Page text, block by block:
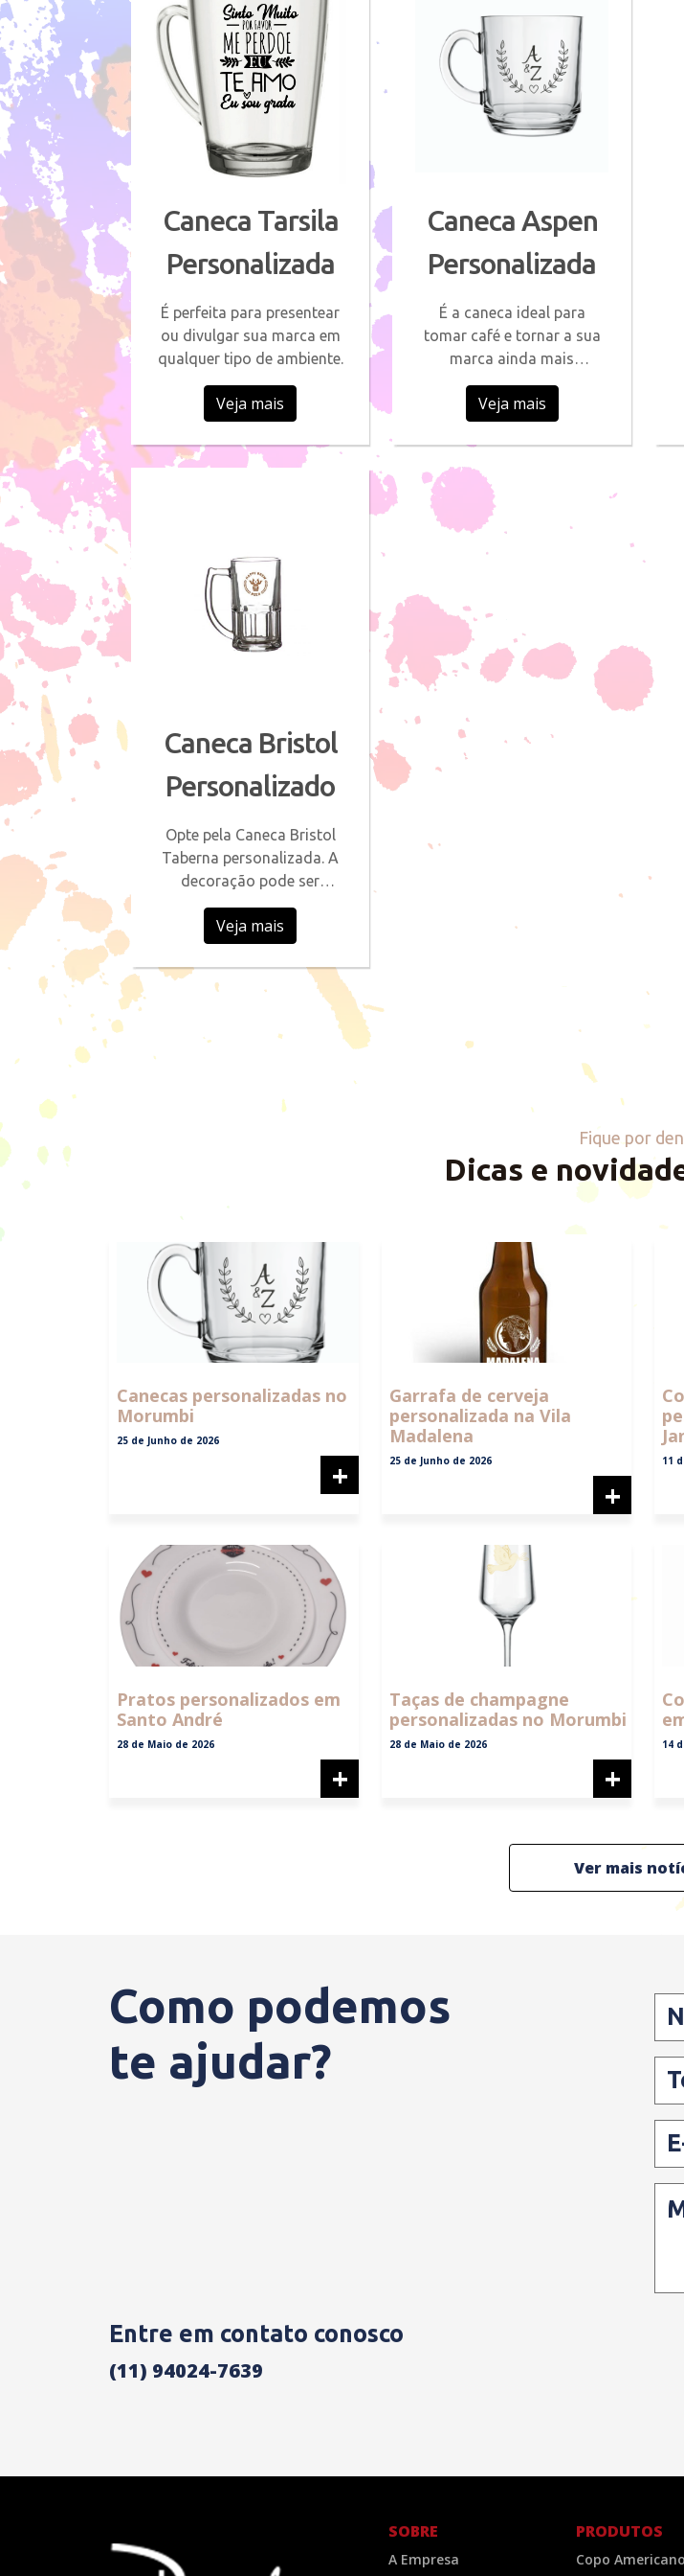
Caneca Tarsila
Personalizada
É perfeita para presentear
ou divulgar sua marca em
qualquer tipo de ambiente.
Veja mais
Caneca Aspen
Personalizada
É a caneca ideal para
tomar café e tornar a sua
marca ainda mais
conhecida.
Veja mais
Caneca Bristol
Personalizado
Opte pela Caneca Bristol
Taberna personalizada. A
decoração pode ser
escolhida conforme sua
preferência.
Veja mais
Fique por
Dicas e
Canecas personalizadas no
Morumbi
25 de Junho de 2026
+
Garrafa de cerveja
personalizada na Vila
Madalena
25 de Junho de 2026
+
11
Pratos personalizados em
Santo André
28 de Maio de 2026
+
Taças de champagne
personalizadas no Morumbi
28 de Maio de 2026
+
14
Ver mais
Como podemos
te ajudar?
Entre em contato conosco
(11) 94024-7639
E-
SOBRE
A Empresa
PRODUTOS
Copo